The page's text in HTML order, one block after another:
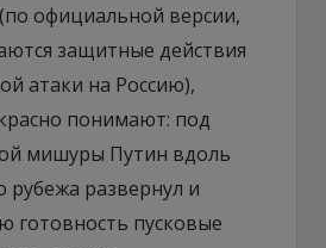
официальной версии,
защитные действия
атаки на Россию),
понимают: под
мишуры Путин вдоль
рубежа развернул и
готовность пусковые